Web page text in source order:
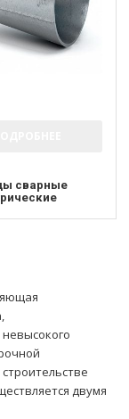
сварные
двумя